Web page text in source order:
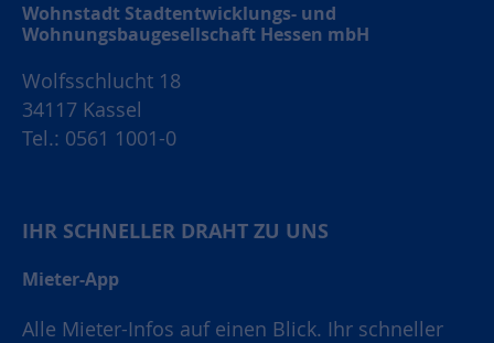
Wohnstadt Stadtentwicklungs- und
Wohnungsbaugesellschaft Hessen mbH
Wolfsschlucht 18
34117 Kassel
Tel.: 0561 1001-0
IHR SCHNELLER DRAHT ZU UNS
Mieter-App
Alle Mieter-Infos auf einen Blick. Ihr schneller